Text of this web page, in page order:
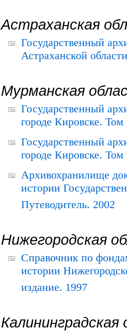
Астраханская
Государственный
Астраханской
Мурманская
Государственный
городе Кировске.
Государственный
городе Кировске.
Архивохранилище
истории
Путеводитель. 2002
Нижегородская
Справочник по
истории
издание. 1997
Калининградская